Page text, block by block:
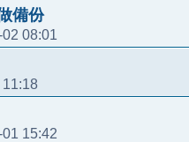
備份
08:01
15:42